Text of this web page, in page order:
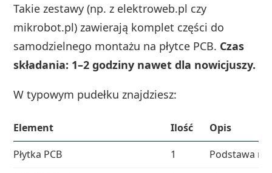
Takie zestawy (np. z elektroweb.pl czy
mikrobot.pl) zawierają komplet części do
samodzielnego montażu na płytce PCB. Czas
składania: 1–2 godziny nawet dla nowicjuszy.
W typowym pudełku znajdziesz:
Element Ilość
Opis
Płytka PCB
1
Podstawa